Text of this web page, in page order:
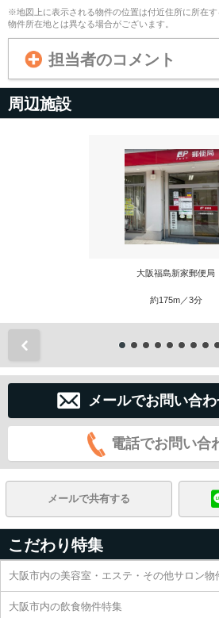
※地図上に表示される物件の位置は付近住所に所在
物件所在地とは異なる場合がございます。
担当者のコメント
周辺施設
大阪福島新家郵便局
約175m／3分
メールでお問い合
電話でお問い合
メールで共有する
こだわり特集
大阪市内の美容室・エステ・その他サロン物
大阪市内の飲食物件特集